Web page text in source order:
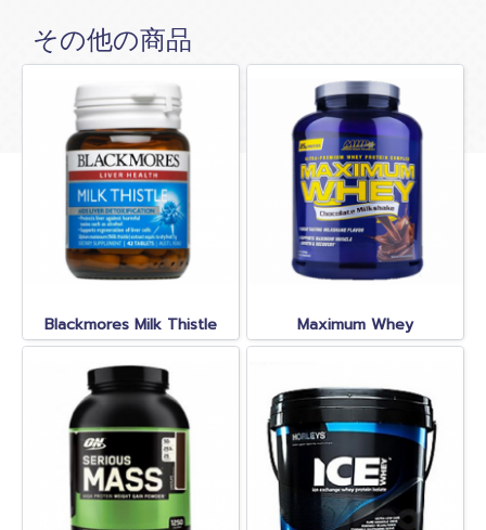
その他の商品
Blackmores Milk Thistle Maximum Whey